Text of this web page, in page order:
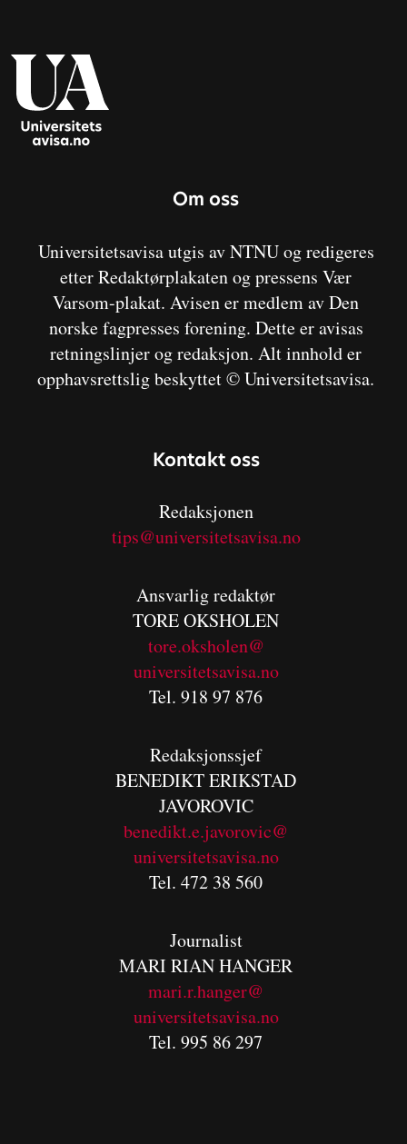
Om oss
Universitetsavisa utgis av NTNU og redigeres
etter Redaktørplakaten og pressens Vær
Varsom-plakat. Avisen er medlem av Den
norske fagpresses forening. Dette er avisas
retningslinjer og redaksjon. Alt innhold er
opphavsrettslig beskyttet © Universitetsavisa.
Kontakt oss
Redaksjonen
tips@universitetsavisa.no
Ansvarlig redaktør
TORE OKSHOLEN
tore.oksholen@
universitetsavisa.no
Tel. 918 97 876
Redaksjonssjef
BENEDIKTERIKSTAD
JAVOROVIC
benedikt.e.javorovic@
universitetsavisa.no
Tel. 472 38 560
Journalist
MARI RIAN HANGER
mari.r.hanger@
universitetsavisa.no
Tel. 995 86 297